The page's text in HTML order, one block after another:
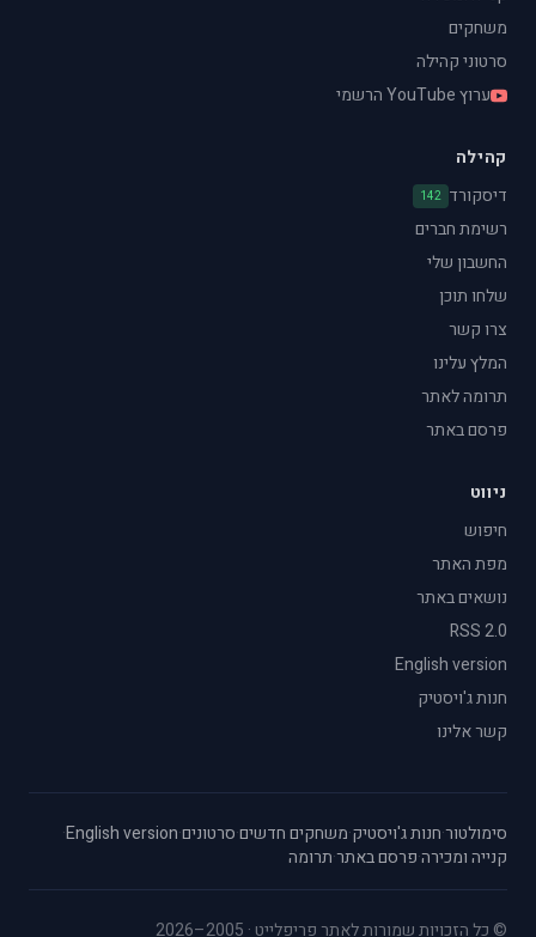
משחקים
סרטוני קהילה
ערוץ YouTube הרשמי
קהילה
דיסקורד 142
רשימת חברים
החשבון שלי
שלחו תוכן
צרו קשר
המלץ עלינו
תרומה לאתר
פרסם באתר
ניווט
חיפוש
מפת האתר
נושאים באתר
RSS 2.0
English version
חנות ג'ויסטיק
קשר אלינו
סימולטור·חנות ג'ויסטיק·משחקים חדשים·סרטונים·
English version
·
קנייה ומכירה·פרסם באתר·תרומה
© כל הזכויות שמורות לאתר פריפלייט · 2005–2026